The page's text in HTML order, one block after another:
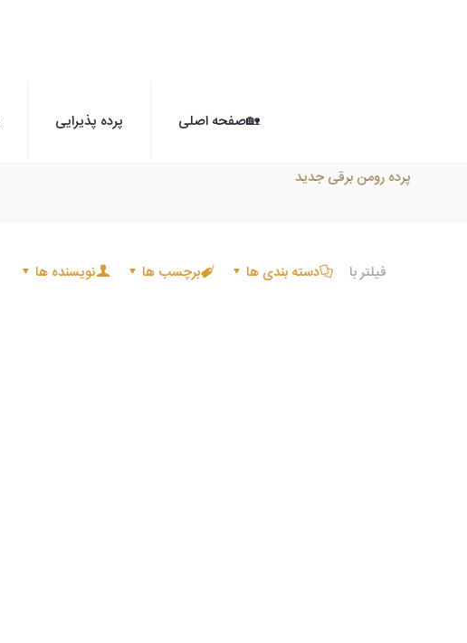
🏡صفحه اصلی پرده پذیرایی
پرده رومن برقی جدید
فیلتر با دسته بندی ها برچسب ها نویسنده ها